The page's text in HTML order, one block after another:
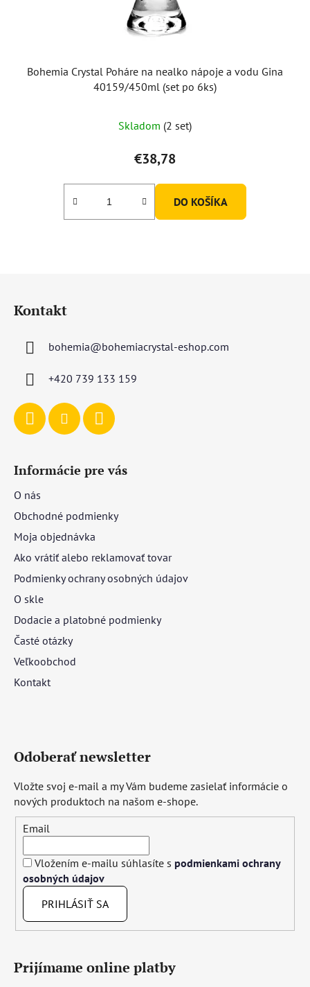
Bohemia Crystal Poháre na nealko nápoje a vodu Gina
40159/450ml (set po 6ks)
Skladom (2 set)
€38,78
DO KOŠÍKA
Kontakt
bohemia@bohemiacrystal-eshop.com
+420 739 133 159
Informácie pre vás
O nás
Obchodné podmienky
Moja objednávka
Ako vrátiť alebo reklamovať tovar
Podmienky ochrany osobných údajov
O skle
Dodacie a platobné podmienky
Časté otázky
Veľkoobchod
Kontakt
Odoberať newsletter
Vložte svoj e-mail a my Vám budeme zasielať informácie o
nových produktoch na našom e-shope.
Email
Vložením e-mailu súhlasíte s podmienkami ochrany
osobných údajov
PRIHLÁSIŤ SA
Prijímame online platby